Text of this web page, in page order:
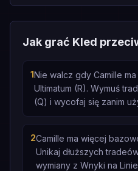
Jak grać Kled
1Nie walcz gdy Camille
Ultimatum (R). Wymuś
(Q) i wycofaj się zanim
2Camille ma więcej
Unikaj dłuższych
wymiany z Wnyki na